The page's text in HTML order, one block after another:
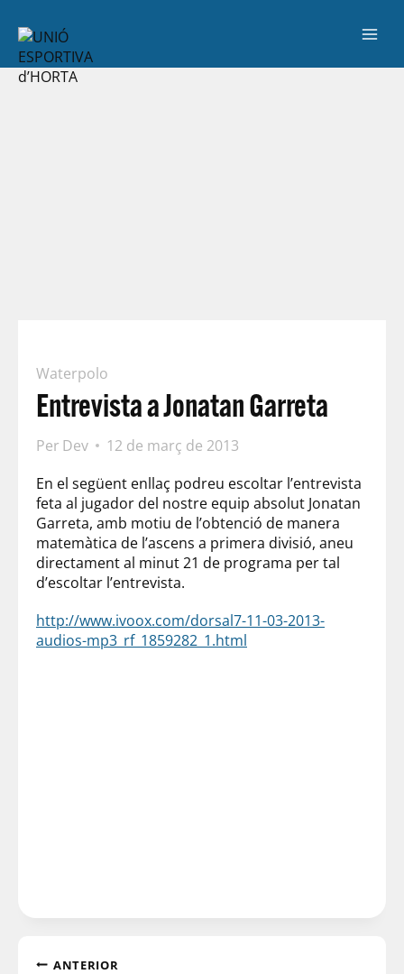
Waterpolo
Entrevista a Jonatan Garreta
Per Dev
12 de març de 2013
En el següent enllaç podreu escoltar l’entrevista
feta al jugador del nostre equip absolut Jonatan
Garreta, amb motiu de l’obtenció de manera
matemàtica de l’ascens a primera divisió, aneu
directament al minut 21 de programa per tal
d’escoltar l’entrevista.
http://www.ivoox.com/dorsal7-11-03-2013-
audios-mp3_rf_1859282_1.html
ANTERIOR